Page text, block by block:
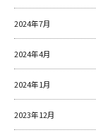
2024年7月
2024年4月
2024年1月
2023年12月